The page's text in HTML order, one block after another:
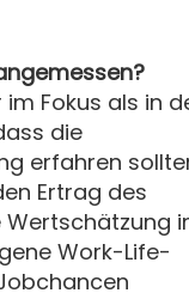
Fokus als in
die
erfahren
Ertrag des
Wertschätzung
Work-Life-